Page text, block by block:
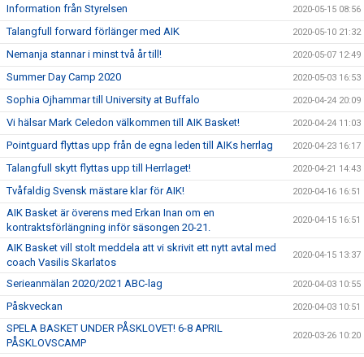
Information från Styrelsen 2020-05-15 08:56
Talangfull forward förlänger med AIK 2020-05-10 21:32
Nemanja stannar i minst två år till! 2020-05-07 12:49
Summer Day Camp 2020 2020-05-03 16:53
Sophia Ojhammar till University at Buffalo 2020-04-24 20:09
Vi hälsar Mark Celedon välkommen till AIK Basket! 2020-04-24 11:03
Pointguard flyttas upp från de egna leden till AIKs herrlag 2020-04-23 16:17
Talangfull skytt flyttas upp till Herrlaget! 2020-04-21 14:43
Tvåfaldig Svensk mästare klar för AIK! 2020-04-16 16:51
AIK Basket är överens med Erkan Inan om en
kontraktsförlängning inför säsongen 20-21.
2020-04-15 16:51
AIK Basket vill stolt meddela att vi skrivit ett nytt avtal med
coach Vasilis Skarlatos
2020-04-15 13:37
Serieanmälan 2020/2021 ABC-lag 2020-04-03 10:55
Påskveckan 2020-04-03 10:51
SPELA BASKET UNDER PÅSKLOVET! 6-8 APRIL
PÅSKLOVSCAMP
2020-03-26 10:20